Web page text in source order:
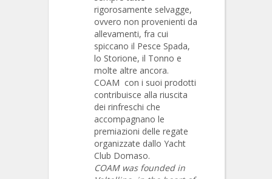
rigorosamente selvagge,
ovvero non provenienti da
allevamenti, fra cui
spiccano il Pesce Spada,
lo Storione, il Tonno e
molte altre ancora.
COAM con i suoi prodotti
contribuisce alla riuscita
dei rinfreschi che
accompagnano le
premiazioni delle regate
organizzate dallo Yacht
Club Domaso.
COAM was founded in